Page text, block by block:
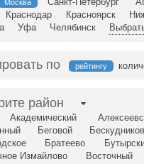
Москва
Краснодар Красноярск
Уфа Челябинск
по рейтингу
район
Академический
Беговой
Братеево
Измайлово
Восточный